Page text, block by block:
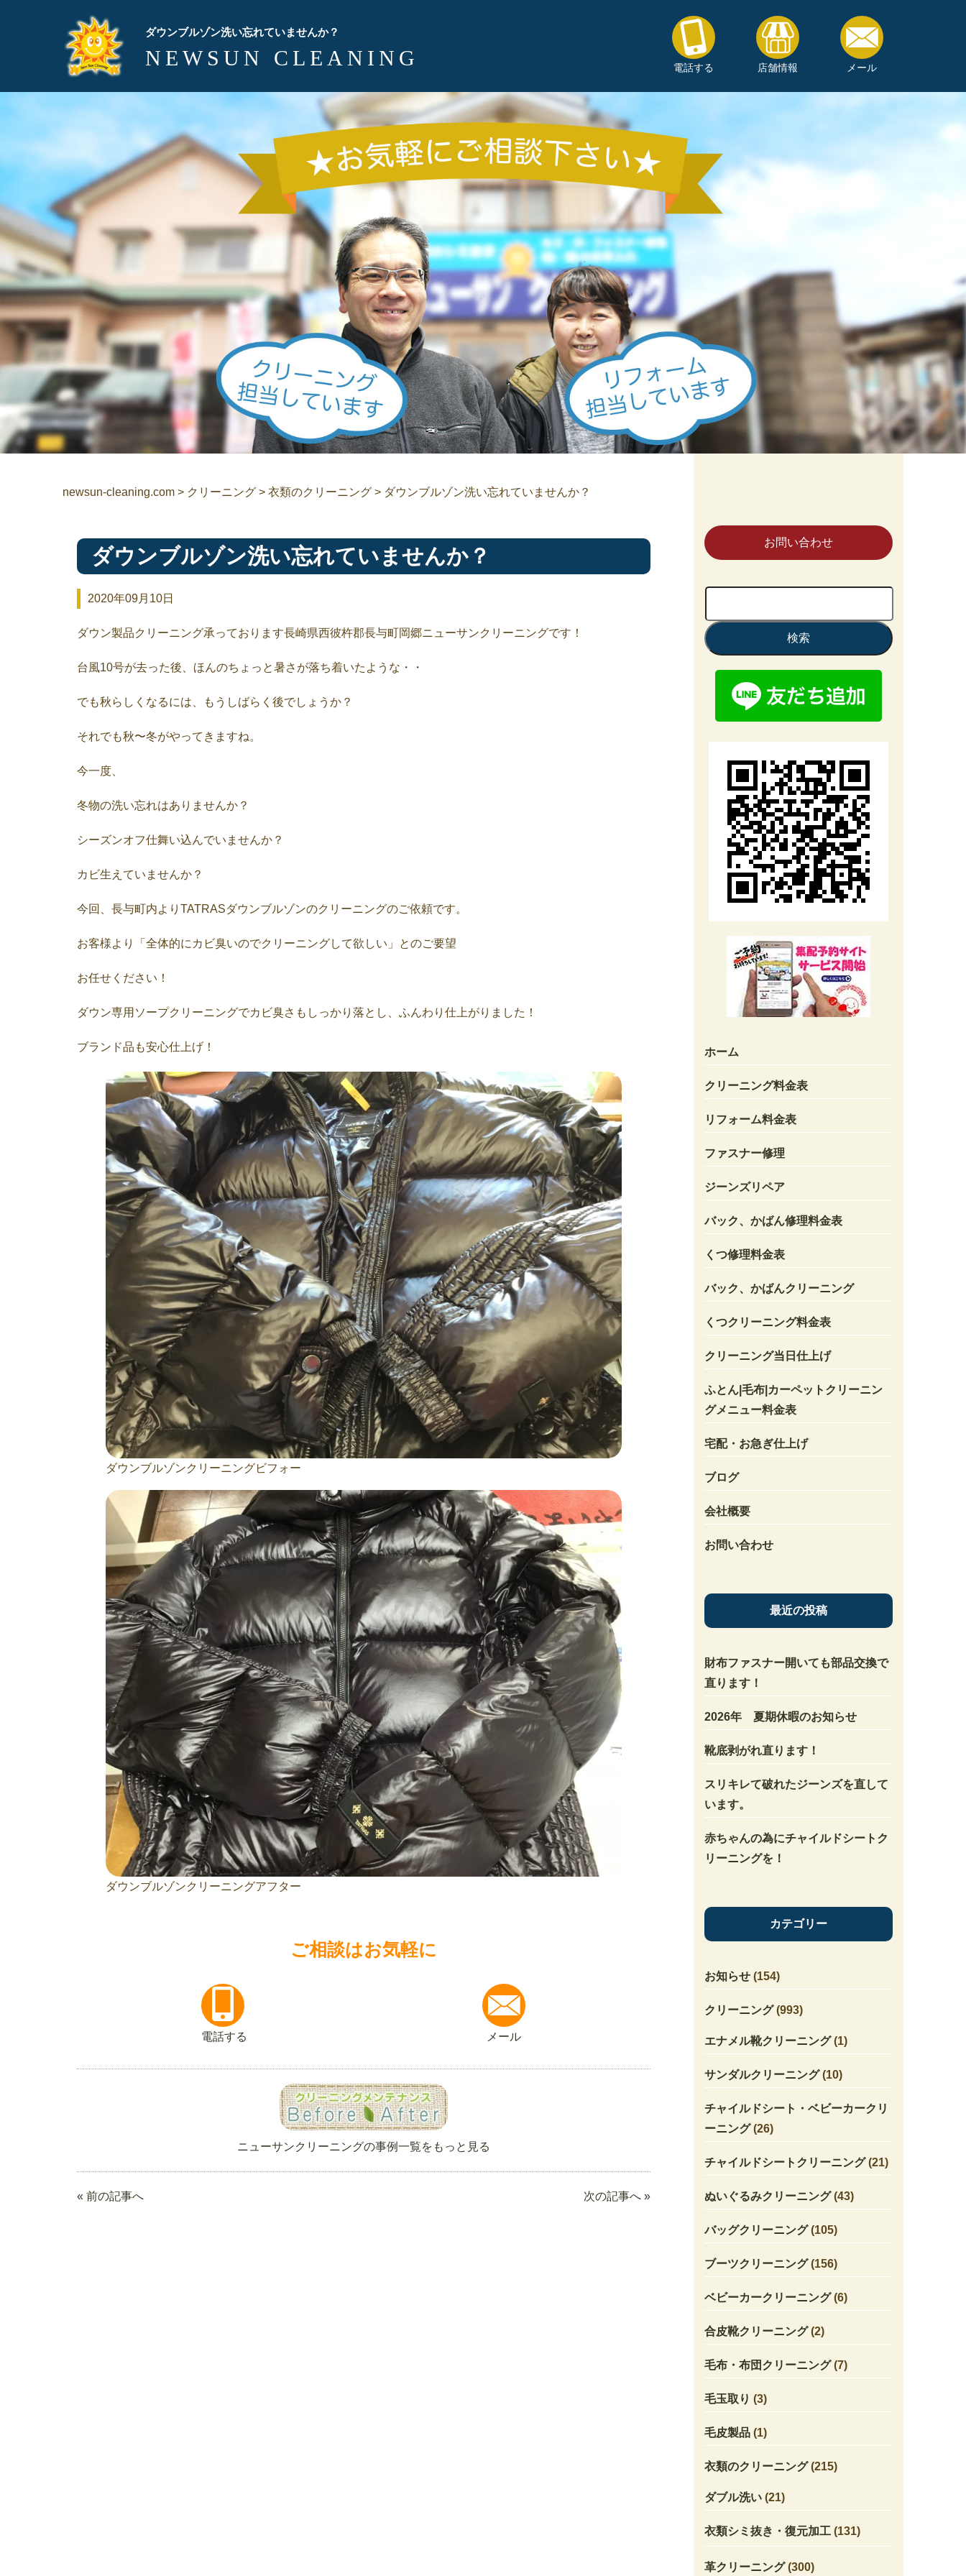
ダウンブルゾン洗い忘れていませんか？
NEWSUN CLEANING 電話する 店舗情報 メール
お問い合わせ
索:
ホーム
クリーニング料金表
リフォーム料金表
ファスナー修理
ジーンズリペア
バック、かばん修理料金表
くつ修理料金表
バック、かばんクリーニング
くつクリーニング料金表
クリーニング当日仕上げ
ふとん|毛布|カーペットクリーニン
グメニュー料金表
宅配・お急ぎ仕上げ
ブログ
会社概要
お問い合わせ
最近の投稿
財布ファスナー開いても部品交換で
直ります！
2026年 夏期休暇のお知らせ
靴底剥がれ直ります！
スリキレて破れたジーンズを直して
います。
赤ちゃんの為にチャイルドシートク
リーニングを！
カテゴリー
お知らせ(154)
クリーニング(993)
エナメル靴クリーニング(1)
サンダルクリーニング(10)
チャイルドシート・ベビーカークリ
ーニング(26)
チャイルドシートクリーニング(21)
ぬいぐるみクリーニング(43)
バッグクリーニング(105)
ブーツクリーニング(156)
ベビーカークリーニング(6)
合皮靴クリーニング(2)
毛布・布団クリーニング(7)
毛玉取り (3)
毛皮製品(1)
衣類のクリーニング(215)
ダブル洗い(21)
衣類シミ抜き・復元加工(131)
革クリーニング(300)
newsun-cleaning.com > クリーニング > 衣類のクリーニング > ダウンブルゾン洗い忘れていませんか？
ダウンブルゾン洗い忘れていませんか？
2020年09月10日
ダウン製品クリーニング承っております長崎県西彼杵郡長与町岡郷ニューサンクリーニングです！
台風10号が去った後、ほんのちょっと暑さが落ち着いたような・・
でも秋らしくなるには、もうしばらく後でしょうか？
それでも秋〜冬がやってきますね。
今一度、
冬物の洗い忘れはありませんか？
シーズンオフ仕舞い込んでいませんか？
カビ生えていませんか？
今回、長与町内よりTATRASダウンブルゾンのクリーニングのご依頼です。
お客様より「全体的にカビ臭いのでクリーニングして欲しい」とのご要望
お任せください！
ダウン専用ソープクリーニングでカビ臭さもしっかり落とし、ふんわり仕上がりました！
ブランド品も安心仕上げ！
ダウンブルゾンクリーニングビフォー
ダウンブルゾンクリーニングアフター
ご相談はお気軽に
電話する メール
ニューサンクリーニングの事例一覧をもっと見る
« 前の記事へ 次の記事へ »